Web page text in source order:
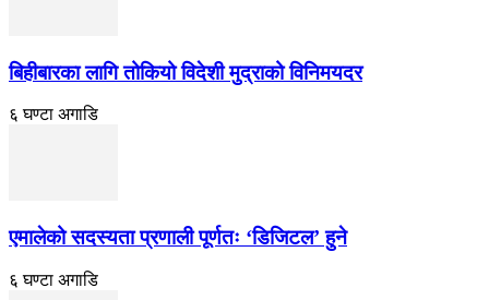
बिहीबारका लागि तोकियो विदेशी मुद्राको विनिमयदर
६ घण्टा अगाडि
एमालेको सदस्यता प्रणाली पूर्णतः ‘डिजिटल’ हुने
६ घण्टा अगाडि